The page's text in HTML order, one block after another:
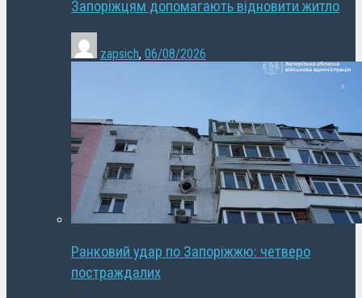
Запоріжцям допомагають відновити житло
zapsich, 06/08/2026
Ранковий удар по Запоріжжю: четверо
постраждалих